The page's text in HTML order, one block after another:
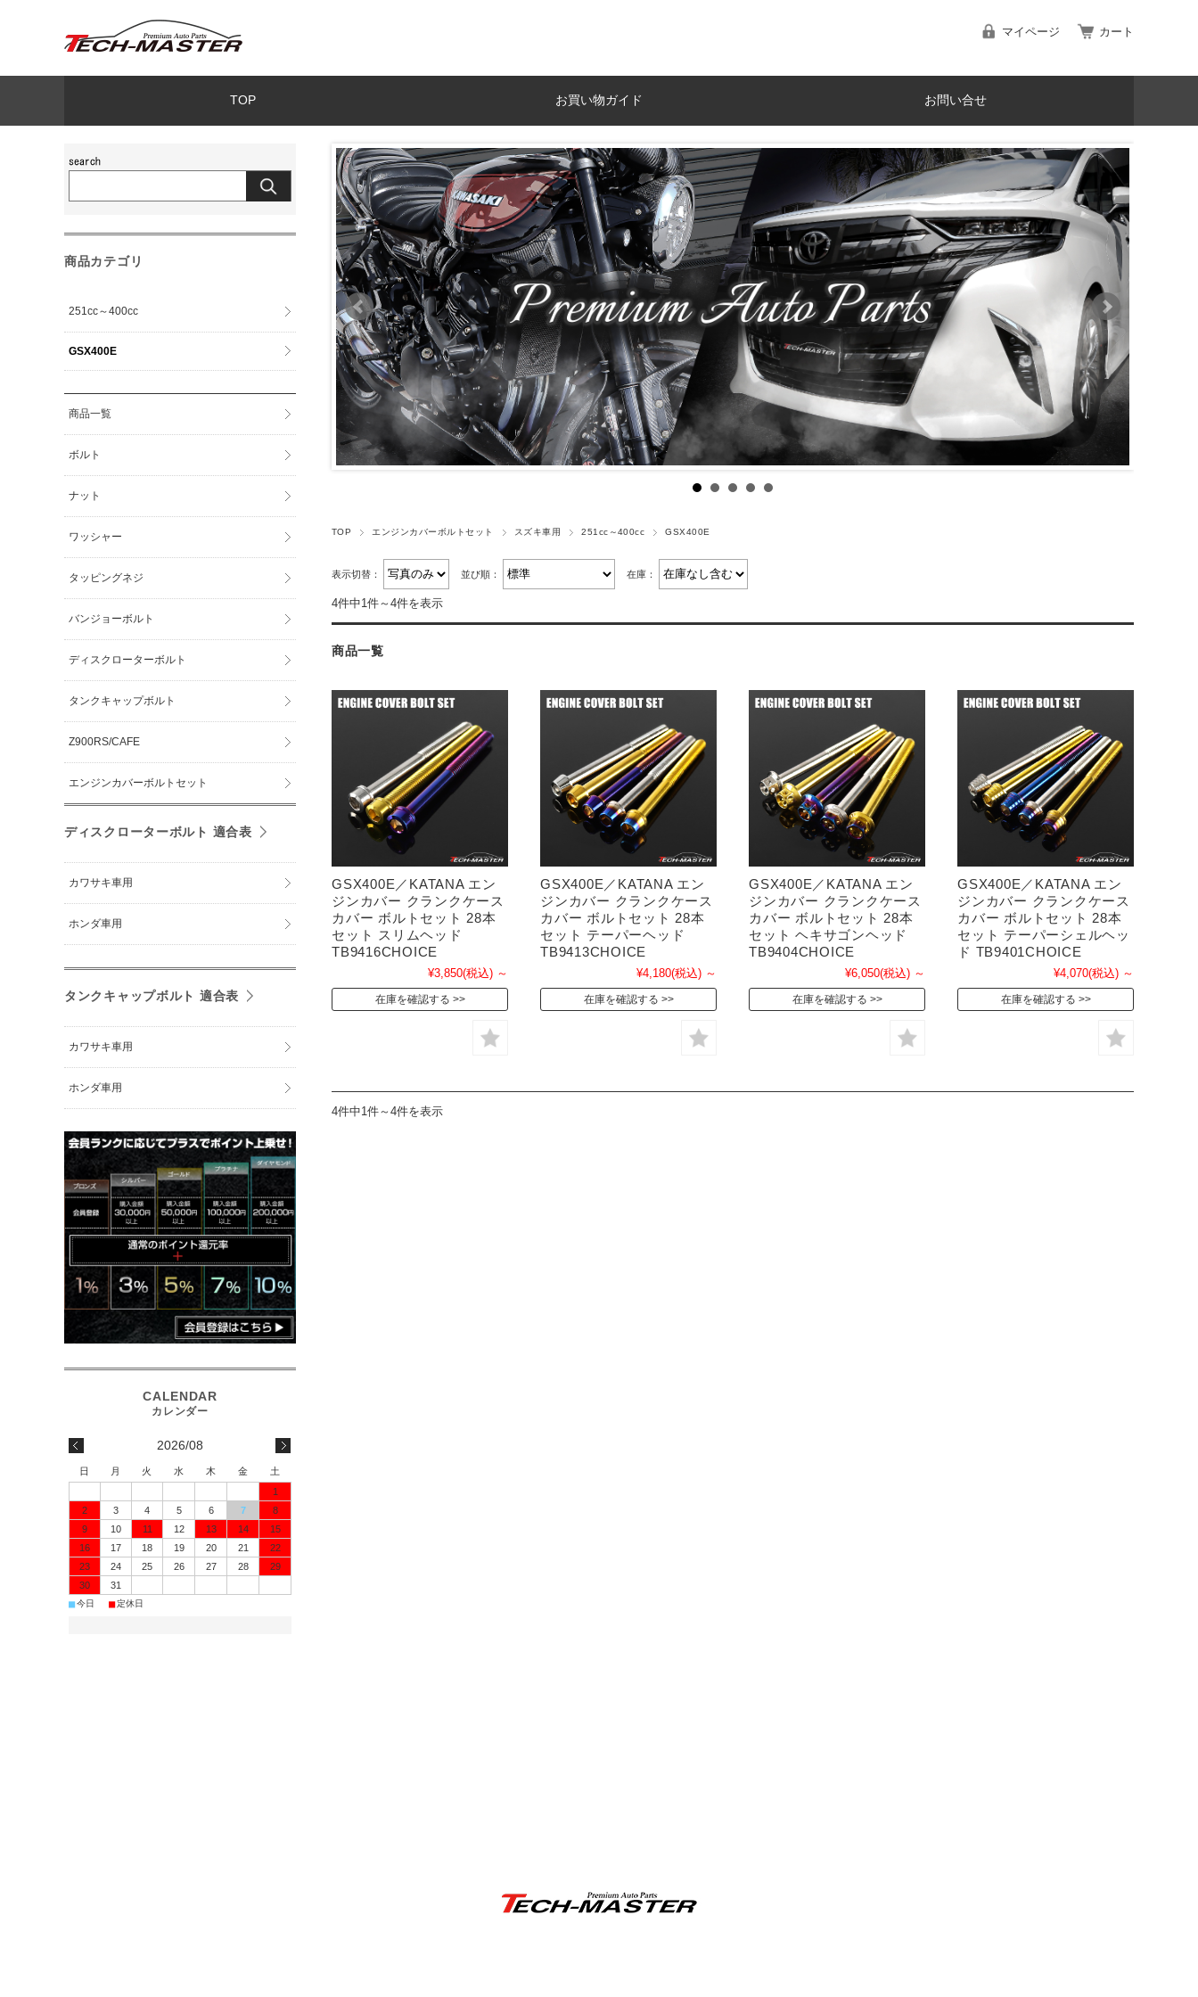
マイページ カート
TOP お買い物ガイド お問い合せ
TOP エンジンカバーボルトセット スズキ車用 251cc～400cc GSX400E
表示切替： 並び順： 在庫：
4件中1件～4件を表示
商品一覧
GSX400E／KATANA エン
ジンカバー クランクケース
カバー ボルトセット 28本
セット スリムヘッド
TB9416CHOICE
¥3,850(税込) ～
在庫を確認する
GSX400E／KATANA エン
ジンカバー クランクケース
カバー ボルトセット 28本
セット テーパーヘッド
TB9413CHOICE
¥4,180(税込) ～
在庫を確認する
GSX400E／KATANA エン
ジンカバー クランクケース
カバー ボルトセット 28本
セット ヘキサゴンヘッド
TB9404CHOICE
¥6,050(税込) ～
在庫を確認する
GSX400E／KATANA エン
ジンカバー クランクケース
カバー ボルトセット 28本
セット テーパーシェルヘッ
ド TB9401CHOICE
¥4,070(税込) ～
在庫を確認する
4件中1件～4件を表示
商品カテゴリ
251cc～400cc
GSX400E
商品一覧
ボルト
ナット
ワッシャー
タッピングネジ
バンジョーボルト
ディスクローターボルト
タンクキャップボルト
Z900RS/CAFE
エンジンカバーボルトセット
ディスクローターボルト 適合表
カワサキ車用
ホンダ車用
タンクキャップボルト 適合表
カワサキ車用
ホンダ車用
2026/08
日 月 火 水 木 金
土
1
2
3 4 5 6 7
8
9
10 11 12 13 14
15
16
17 18 19 20 21
22
23
24 25 26 27 28
29
30
31
■今日 ■定休日